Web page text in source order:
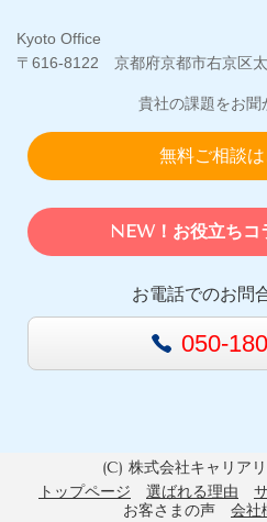
Kyoto Office
〒616-8122 京都府京都市右京区
貴社の課題をお聞
無料ご相談
NEW！お役立ちコ
お電話でのお問
050-
(C) 株式会社キャリア
トップページ
選ばれる理由
お客さまの声
会社